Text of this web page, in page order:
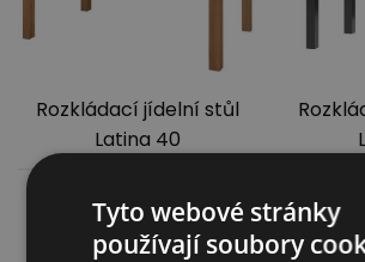
Rozkládací jídelní stůl
Latina 40
19 599,00Kč
16 099,00 Kč
Tyto webové stránky
používají soubory